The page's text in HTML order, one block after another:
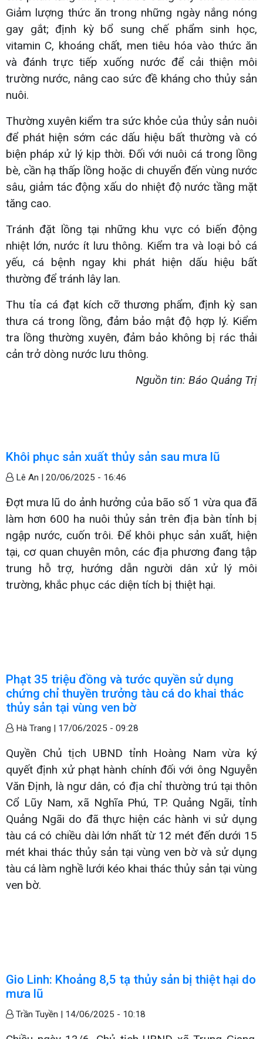
Giảm lượng thức ăn trong những ngày nắng nóng
gay gắt; định kỳ bổ sung chế phẩm sinh học,
vitamin C, khoáng chất, men tiêu hóa vào thức ăn
và đánh trực tiếp xuống nước để cải thiện môi
trường nước, nâng cao sức đề kháng cho thủy sản
nuôi.
Thường xuyên kiểm tra sức khỏe của thủy sản nuôi
để phát hiện sớm các dấu hiệu bất thường và có
biện pháp xử lý kịp thời. Đối với nuôi cá trong lồng
bè, cần hạ thấp lồng hoặc di chuyển đến vùng nước
sâu, giảm tác động xấu do nhiệt độ nước tầng mặt
tăng cao.
Tránh đặt lồng tại những khu vực có biến động
nhiệt lớn, nước ít lưu thông. Kiểm tra và loại bỏ cá
yếu, cá bệnh ngay khi phát hiện dấu hiệu bất
thường để tránh lây lan.
Thu tỉa cá đạt kích cỡ thương phẩm, định kỳ san
thưa cá trong lồng, đảm bảo mật độ hợp lý. Kiểm
tra lồng thường xuyên, đảm bảo không bị rác thải
cản trở dòng nước lưu thông.
Nguồn tin: Báo Quảng Trị
Khôi phục sản xuất thủy sản sau mưa lũ
Lê An | 20/06/2025 - 16:46
Đợt mưa lũ do ảnh hưởng của bão số 1 vừa qua đã
làm hơn 600 ha nuôi thủy sản trên địa bàn tỉnh bị
ngập nước, cuốn trôi. Để khôi phục sản xuất, hiện
tại, cơ quan chuyên môn, các địa phương đang tập
trung hỗ trợ, hướng dẫn người dân xử lý môi
trường, khắc phục các diện tích bị thiệt hại.
Phạt 35 triệu đồng và tước quyền sử dụng
chứng chỉ thuyền trưởng tàu cá do khai thác
thủy sản tại vùng ven bờ
Hà Trang | 17/06/2025 - 09:28
Quyền Chủ tịch UBND tỉnh Hoàng Nam vừa ký
quyết định xử phạt hành chính đối với ông Nguyễn
Văn Định, là ngư dân, có địa chỉ thường trú tại thôn
Cổ Lũy Nam, xã Nghĩa Phú, TP. Quảng Ngãi, tỉnh
Quảng Ngãi do đã thực hiện các hành vi sử dụng
tàu cá có chiều dài lớn nhất từ 12 mét đến dưới 15
mét khai thác thủy sản tại vùng ven bờ và sử dụng
tàu cá làm nghề lưới kéo khai thác thủy sản tại vùng
ven bờ.
Gio Linh: Khoảng 8,5 tạ thủy sản bị thiệt hại do
mưa lũ
Trần Tuyền | 14/06/2025 - 10:18